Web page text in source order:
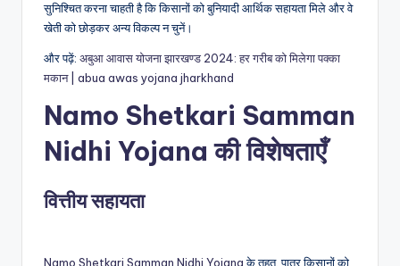
सुनिश्चित करना चाहती है कि किसानों को बुनियादी आर्थिक सहायता मिले और वे
खेती को छोड़कर अन्य विकल्प न चुनें।
और पढ़ें: अबुआ आवास योजना झारखण्ड 2024: हर गरीब को मिलेगा पक्का
मकान | abua awas yojana jharkhand
Namo Shetkari Samman
Nidhi Yojana की विशेषताएँ
वित्तीय सहायता
Namo Shetkari Samman Nidhi Yojanaके तहत, पात्र किसानों को